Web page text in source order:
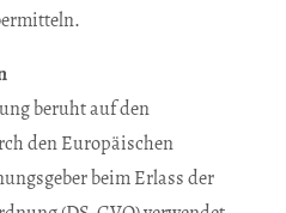
beruht auf den
den Europäischen
beim Erlass der